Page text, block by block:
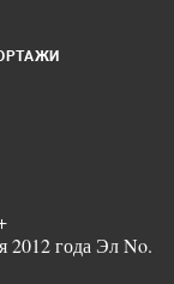
2012 года Эл No.